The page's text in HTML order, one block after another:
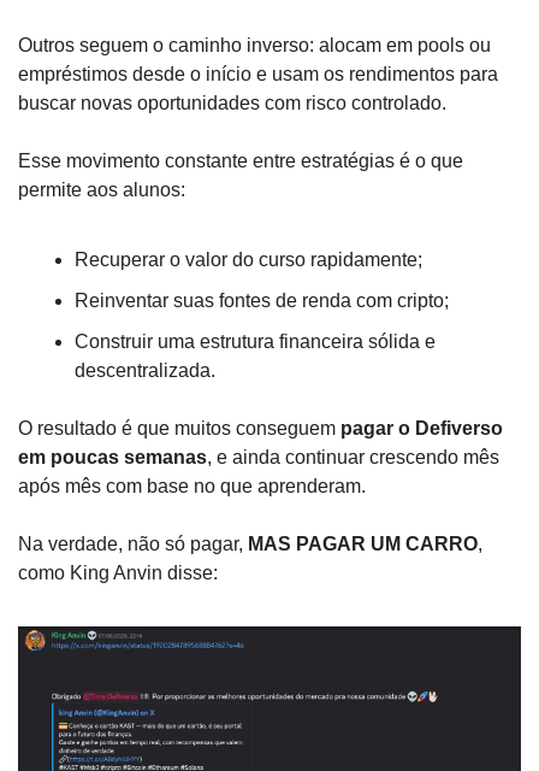
Outros seguem o caminho inverso: alocam em pools ou
empréstimos desde o início e usam os rendimentos para
buscar novas oportunidades com risco controlado.
Esse movimento constante entre estratégias é o que
permite aos alunos:
Recuperar o valor do curso rapidamente;
Reinventar suas fontes de renda com cripto;
Construir uma estrutura financeira sólida e
descentralizada.
O resultado é que muitos conseguem pagar o Defiverso
em poucas semanas, e ainda continuar crescendo mês
após mês com base no que aprenderam.
Na verdade, não só pagar, MAS PAGAR UM CARRO,
como King Anvin disse: